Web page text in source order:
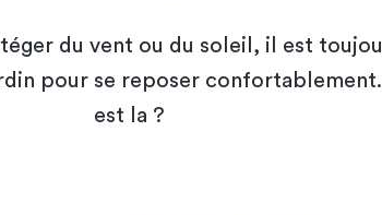
du vent ou du soleil, il est
pour se reposer
est la ?